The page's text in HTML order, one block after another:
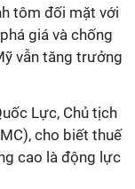
tôm đối mặt với
giá và chống
vẫn tăng trưởng
Lực, Chủ tịch
cho biết thuế
cao là động lực